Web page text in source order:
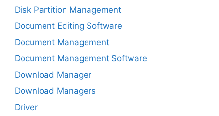
Disk Partition Management
Document Editing Software
Document Management
Document Management Software
Download Manager
Download Managers
Driver